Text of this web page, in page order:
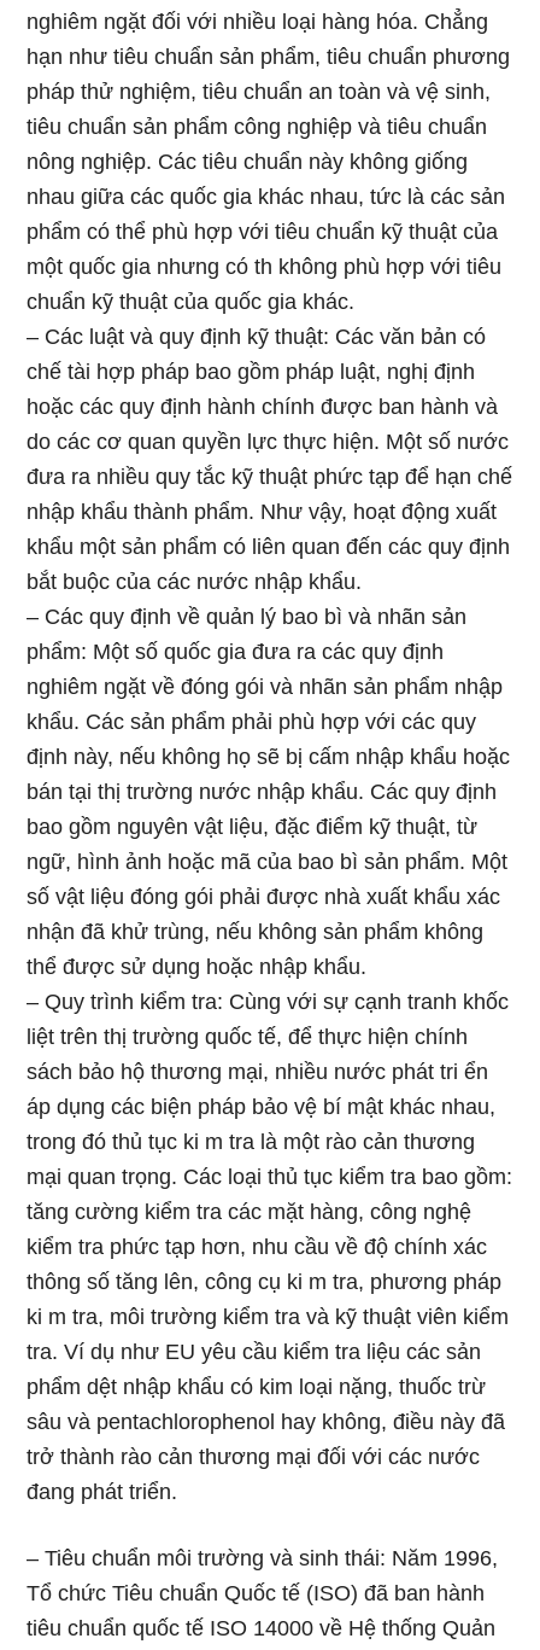
nghiêm ngặt đối với nhiều loại hàng hóa. Chẳng
hạn như tiêu chuẩn sản phẩm, tiêu chuẩn phương
pháp thử nghiệm, tiêu chuẩn an toàn và vệ sinh,
tiêu chuẩn sản phẩm công nghiệp và tiêu chuẩn
nông nghiệp. Các tiêu chuẩn này không giống
nhau giữa các quốc gia khác nhau, tức là các sản
phẩm có thể phù hợp với tiêu chuẩn kỹ thuật của
một quốc gia nhưng có th không phù hợp với tiêu
chuẩn kỹ thuật của quốc gia khác.
– Các luật và quy định kỹ thuật: Các văn bản có
chế tài hợp pháp bao gồm pháp luật, nghị định
hoặc các quy định hành chính được ban hành và
do các cơ quan quyền lực thực hiện. Một số nước
đưa ra nhiều quy tắc kỹ thuật phức tạp để hạn chế
nhập khẩu thành phẩm. Như vậy, hoạt động xuất
khẩu một sản phẩm có liên quan đến các quy định
bắt buộc của các nước nhập khẩu.
– Các quy định về quản lý bao bì và nhãn sản
phẩm: Một số quốc gia đưa ra các quy định
nghiêm ngặt về đóng gói và nhãn sản phẩm nhập
khẩu. Các sản phẩm phải phù hợp với các quy
định này, nếu không họ sẽ bị cấm nhập khẩu hoặc
bán tại thị trường nước nhập khẩu. Các quy định
bao gồm nguyên vật liệu, đặc điểm kỹ thuật, từ
ngữ, hình ảnh hoặc mã của bao bì sản phẩm. Một
số vật liệu đóng gói phải được nhà xuất khẩu xác
nhận đã khử trùng, nếu không sản phẩm không
thể được sử dụng hoặc nhập khẩu.
– Quy trình kiểm tra: Cùng với sự cạnh tranh khốc
liệt trên thị trường quốc tế, để thực hiện chính
sách bảo hộ thương mại, nhiều nước phát tri ển
áp dụng các biện pháp bảo vệ bí mật khác nhau,
trong đó thủ tục ki m tra là một rào cản thương
mại quan trọng. Các loại thủ tục kiểm tra bao gồm:
tăng cường kiểm tra các mặt hàng, công nghệ
kiểm tra phức tạp hơn, nhu cầu về độ chính xác
thông số tăng lên, công cụ ki m tra, phương pháp
ki m tra, môi trường kiểm tra và kỹ thuật viên kiểm
tra. Ví dụ như EU yêu cầu kiểm tra liệu các sản
phẩm dệt nhập khẩu có kim loại nặng, thuốc trừ
sâu và pentachlorophenol hay không, điều này đã
trở thành rào cản thương mại đối với các nước
đang phát triển.
– Tiêu chuẩn môi trường và sinh thái: Năm 1996,
Tổ chức Tiêu chuẩn Quốc tế (ISO) đã ban hành
tiêu chuẩn quốc tế ISO 14000 về Hệ thống Quản